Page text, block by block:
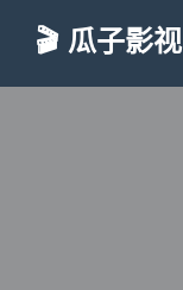
🎬 瓜子影视